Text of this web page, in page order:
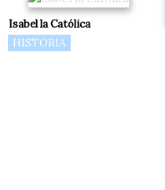
Isabel la Católica
HISTORIA